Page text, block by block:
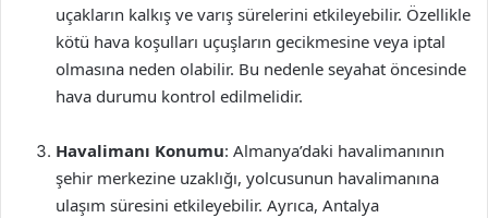
uçakların kalkış ve varış sürelerini etkileyebilir. Özellikle
kötü hava koşulları uçuşların gecikmesine veya iptal
olmasına neden olabilir. Bu nedenle seyahat öncesinde
hava durumu kontrol edilmelidir.
Havalimanı Konumu: Almanya’daki havalimanının
şehir merkezine uzaklığı, yolcusunun havalimanına
ulaşım süresini etkileyebilir. Ayrıca, Antalya